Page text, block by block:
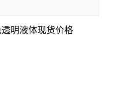
明液体现货价格